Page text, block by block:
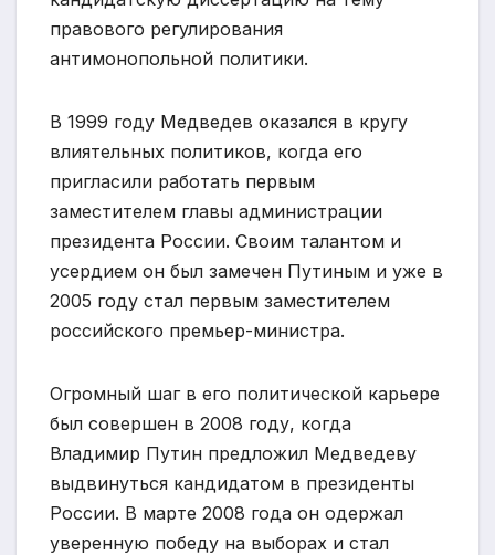
правового регулирования
антимонопольной политики.
В 1999 году Медведев оказался в кругу
влиятельных политиков, когда его
пригласили работать первым
заместителем главы администрации
президента России. Своим талантом и
усердием он был замечен Путиным и уже в
2005 году стал первым заместителем
российского премьер-министра.
Огромный шаг в его политической карьере
был совершен в 2008 году, когда
Владимир Путин предложил Медведеву
выдвинуться кандидатом в президенты
России. В марте 2008 года он одержал
уверенную победу на выборах и стал